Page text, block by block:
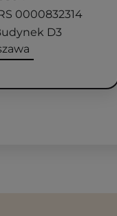
0000832314
D3